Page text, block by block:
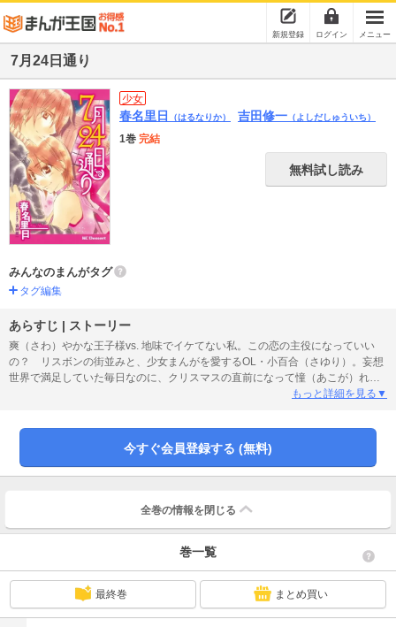
新規登録 ログイン メニュー
7月24日通り
少女
春名里日 （はるなりか） 吉田修一 （よしだしゅういち）
1巻 完結
無料試し読み
みんなのまんがタグ
タグ編集
あらすじ | ストーリー
爽（さわ）やかな王子様vs. 地味でイケてない私。この恋の主役になっていい
の？ リスボンの街並みと、少女まんがを愛するOL・小百合（さゆり）。妄想
世界で満足していた毎日なのに、クリスマスの直前になって憧（あこが）れの
先輩と大接近！ すっごいチャンスのはずだけど、地味体質ゆえ恋から逃げ出
もっと詳細を見る▼
今すぐ会員登録する (無料)
全巻の情報を 閉じる
巻一覧
最終巻 まとめ買い